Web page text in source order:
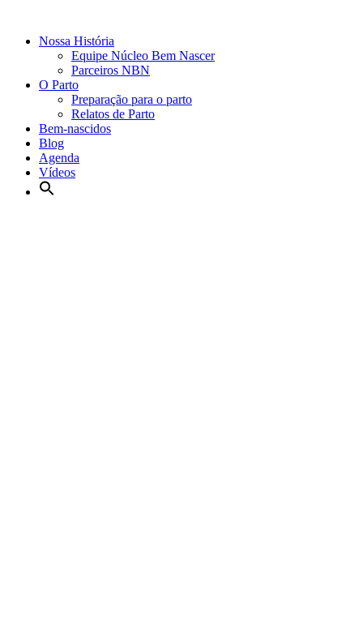
Nossa História
Equipe Núcleo Bem Nascer
Parceiros NBN
O Parto
Preparação para o parto
Relatos de Parto
Bem-nascidos
Blog
Agenda
Vídeos